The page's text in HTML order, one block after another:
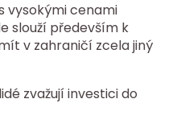
vysokými cenami
slouží především k
v zahraničí zcela jiný
zvažují investici do